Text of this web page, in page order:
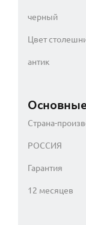
черный
Цвет
антик
Страна-
РОССИЯ
Гарантия
12 месяцев